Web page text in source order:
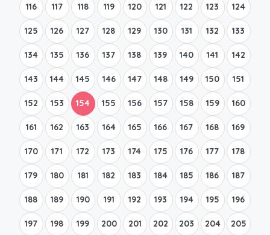
116 117 118 119 120 121 122 123 124
125 126 127 128 129 130 131 132 133
134 135 136 137 138 139 140 141 142
143 144 145 146 147 148 149 150 151
152 153 154 155 156 157 158 159 160
161 162 163 164 165 166 167 168 169
170 171 172 173 174 175 176 177 178
179 180 181 182 183 184 185 186 187
188 189 190 191 192 193 194 195 196
197 198 199 200 201 202 203 204 205